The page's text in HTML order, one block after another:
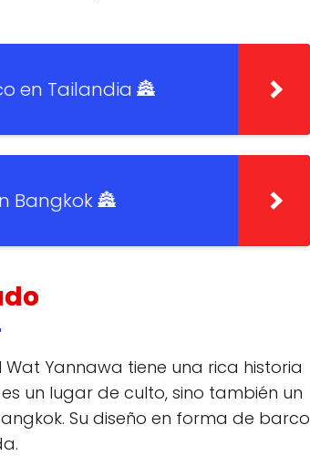
en Tailandia 🏯
Bangkok 🏯
Wat Yannawa tiene una rica historia
un lugar de culto, sino también un
Su diseño en forma de barco